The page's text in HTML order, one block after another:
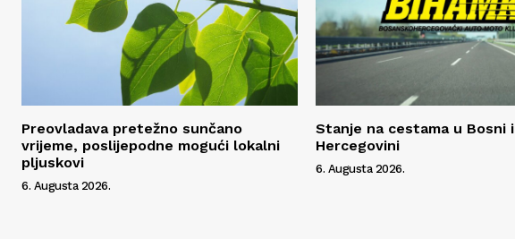
Preovladava pretežno sunčano
vrijeme, poslijepodne mogući lokalni
pljuskovi
6. Augusta 2026.
Stanje na cestama u Bosni i
Hercegovini
6. Augusta 2026.